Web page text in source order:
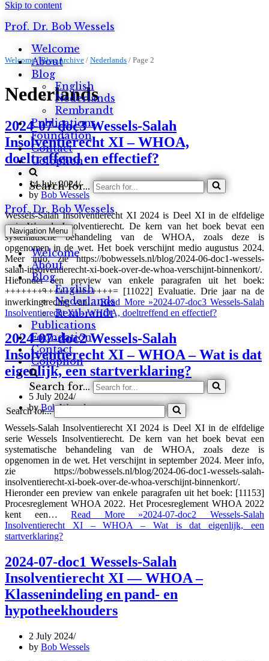
Skip to content
Prof. Dr. Bob Wessels
Welcome
About
Blog
English
Nederlands
Rembrandt
Publications
Foundation
Contact
Colophon
Search for...
Prof. Dr. Bob Wessels
Navigation Menu
Welcome
About
Blog
English
Nederlands
Rembrandt
Publications
Foundation
Contact
Colophon
Search for...
Search for...
Welcome/Blog Archive / Nederlands / Page 2
Nederlands
2024-07-doc3 Wessels-Salah
Insolventierecht XI – WHOA,
doeltreffend en effectief?
14 July 2024
by Bob Wessels
Wessels-Salah Insolventierecht XI 2024 is Deel XI in de elfdelige
serie Wessels Insolventierecht. De kern van het boek bevat een
systematische behandeling van de WHOA, zoals deze is
opgenomen in de wet. Het boek verschijnt medio augustus 2024.
Meer info, zie https://bobwessels.nl/blog/2024-06-doc1-wessels-
salah-insolventierecht-xi-boek-over-de-whoa-verschijnt-binnenkort/.
Hieronder een preview van enkele paragrafen uit het boek:
++++++++++++++++++++= [11022] Evaluatie. Drie jaar na de
inwerkingtreding van…Read More »2024-07-doc3 Wessels-Salah
Insolventierecht XI – WHOA, doeltreffend en effectief?
2024-07-doc2 Wessels-Salah
Insolventierecht XI – WHOA – Wat is dat
eigenlijk, een startverklaring?
5 July 2024
byBob Wessels
Wessels-Salah Insolventierecht XI 2024 is Deel XI in de elfdelige
serie Wessels Insolventierecht. De kern van het boek bevat een
systematische behandeling van de WHOA, zoals deze is
opgenomen in de wet. Het verschijnt in september 2024. Meer info,
zie https://bobwessels.nl/blog/2024-06-doc1-wessels-salah-
insolventierecht-xi-boek-over-de-whoa-verschijnt-binnenkort/.
Hieronder een preview van enkele paragrafen uit het boek: [11153]
Procesreglement WHOA 2022. Het Procesreglement WHOA 2022
kent een…Read More »2024-07-doc2 Wessels-Salah
Insolventierecht XI – WHOA – Wat is dat eigenlijk, een
startverklaring?
2024-07-doc1 Wessels-Salah
Insolventierecht XI — WHOA –
Klassenindeling en pand- en
hypotheekhouders
2 July 2024
by Bob Wessels